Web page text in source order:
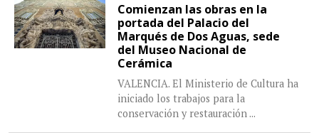
Comienzan las obras en la
portada del Palacio del
Marqués de Dos Aguas, sede
del Museo Nacional de
Cerámica
VALENCIA. El Ministerio de Cultura ha
iniciado los trabajos para la
conservación y restauración ...